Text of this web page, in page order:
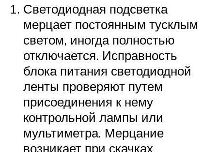
Светодиодная подсветка
мерцает постоянным тусклым
светом, иногда полностью
отключается. Исправность
блока питания светодиодной
ленты проверяют путем
присоединения к нему
контрольной лампы или
мультиметра. Мерцание
возникает при скачках